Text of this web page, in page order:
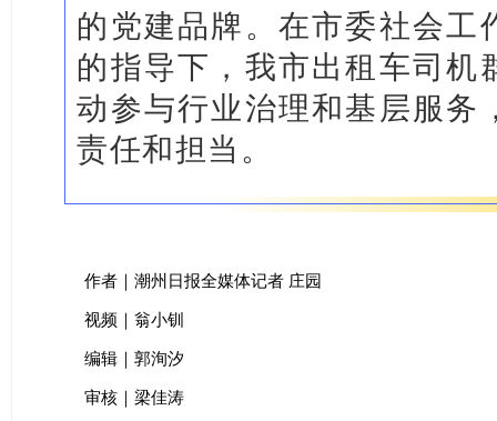
的党建品牌。在市委社会工
的指导下，我市出租车司机
动参与行业治理和基层服务
责任和担当。
作者｜潮州日报全媒体记者 庄园
视频｜翁小钏
编辑｜郭洵汐
审核｜梁佳涛